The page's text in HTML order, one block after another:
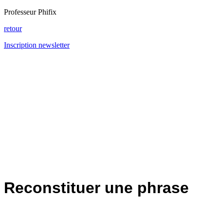
Professeur Phifix
retour
Inscription newsletter
Reconstituer une phrase